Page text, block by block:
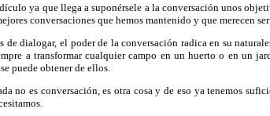
ya que llega a suponérsele a la conversación unos
conversaciones que hemos mantenido y que merecen
de dialogar, el poder de la conversación radica en su
a transformar cualquier campo en un huerto o en un
puede obtener de ellos.
no es conversación, es otra cosa y de eso ya tenemos